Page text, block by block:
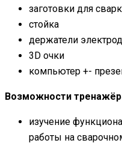
заготовки для
стойка
держатели
3D очки
компьютер +-
Возможности
изучение
работы на